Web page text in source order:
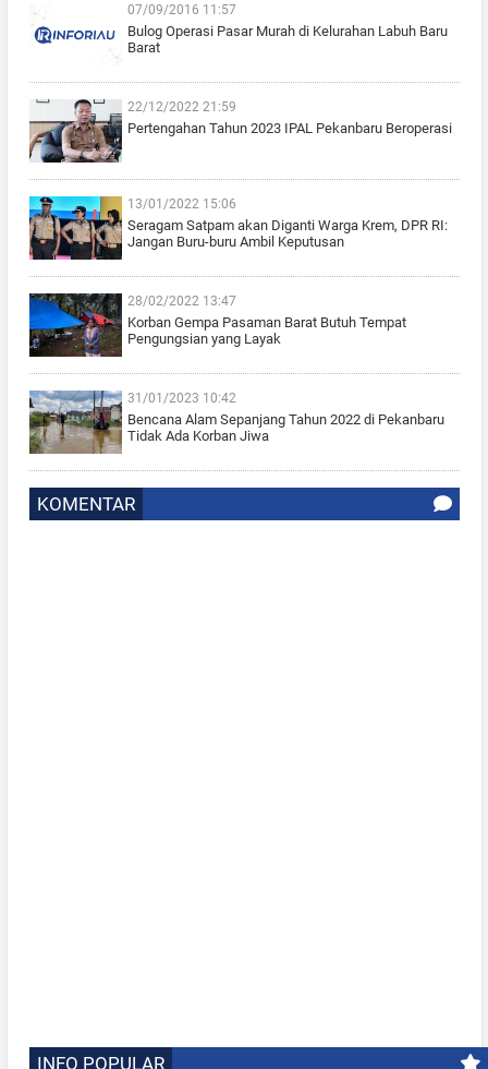
07/09/2016 11:57
Bulog Operasi Pasar Murah di Kelurahan Labuh Baru
Barat
22/12/2022 21:59
Pertengahan Tahun 2023 IPAL Pekanbaru Beroperasi
13/01/2022 15:06
Seragam Satpam akan Diganti Warga Krem, DPR RI:
Jangan Buru-buru Ambil Keputusan
28/02/2022 13:47
Korban Gempa Pasaman Barat Butuh Tempat
Pengungsian yang Layak
31/01/2023 10:42
Bencana Alam Sepanjang Tahun 2022 di Pekanbaru
Tidak Ada Korban Jiwa
KOMENTAR
INFO POPULAR